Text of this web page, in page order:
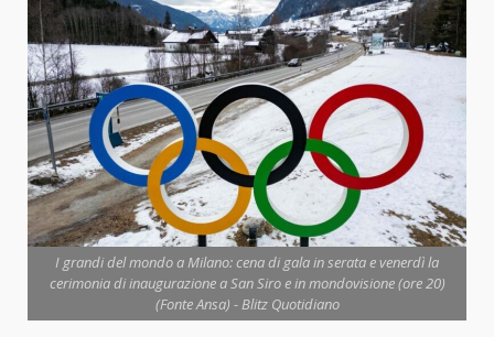
I grandi del mondo a Milano: cena di gala in serata e venerdì la
cerimonia di inaugurazione a San Siro e in mondovisione (ore 20)
(Fonte Ansa) - Blitz Quotidiano